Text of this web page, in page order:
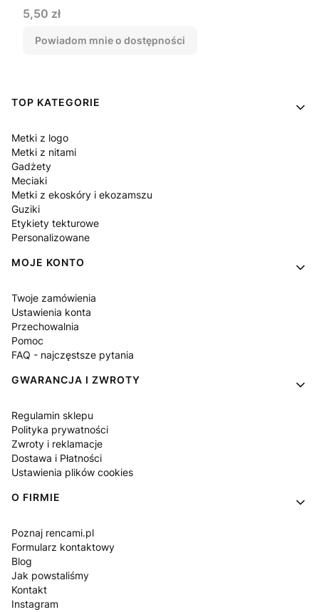
Cena
5,50 zł
Powiadom mnie o dostępności
Linki w stopce
TOP KATEGORIE
Metki z logo
Metki z nitami
Gadżety
Meciaki
Metki z ekoskóry i ekozamszu
Guziki
Etykiety tekturowe
Personalizowane
MOJE KONTO
Twoje zamówienia
Ustawienia konta
Przechowalnia
Pomoc
FAQ - najczęstsze pytania
GWARANCJA I ZWROTY
Regulamin sklepu
Polityka prywatności
Zwroty i reklamacje
Dostawa i Płatności
Ustawienia plików cookies
O FIRMIE
Poznaj rencami.pl
Formularz kontaktowy
Blog
Jak powstaliśmy
Kontakt
Instagram